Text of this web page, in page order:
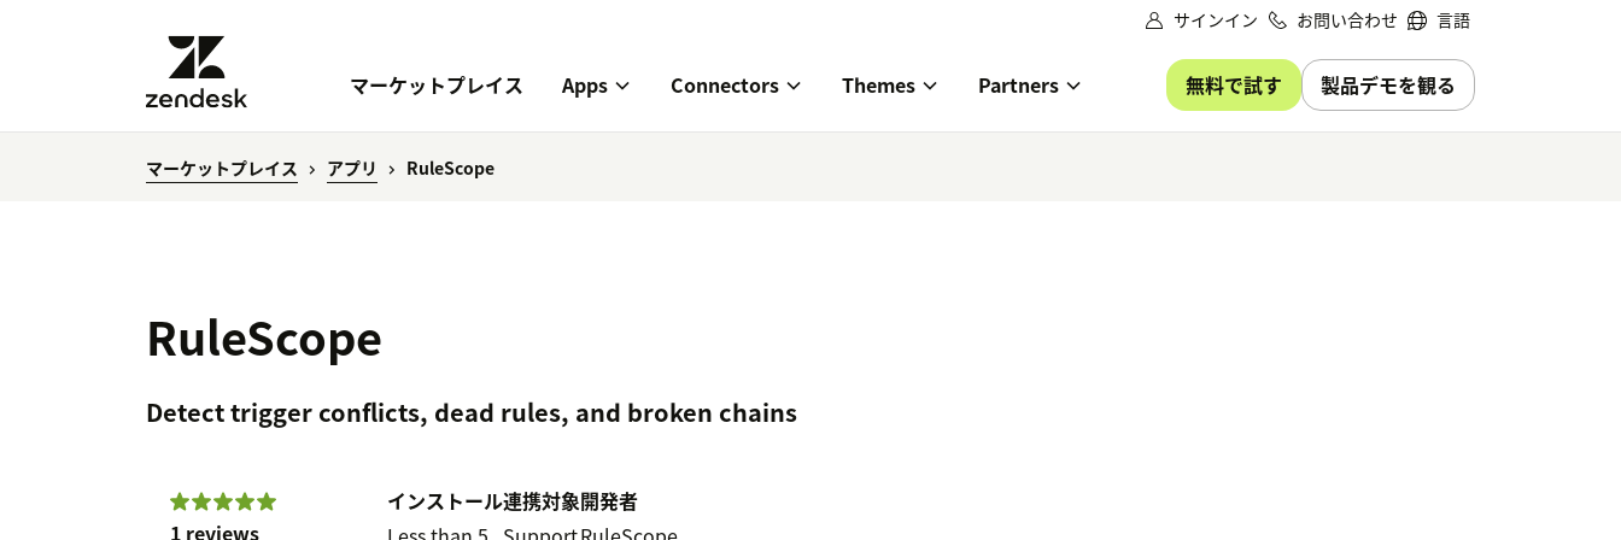
サインイン お問い合わせ 言語
マーケットプレイス Apps Connectors Themes Partners 無料で試す 製品デモを観る
マーケットプレイス アプリ RuleScope
RuleScope
Detect trigger conflicts, dead rules, and broken chains
1 reviews
インストール連携対象開発者